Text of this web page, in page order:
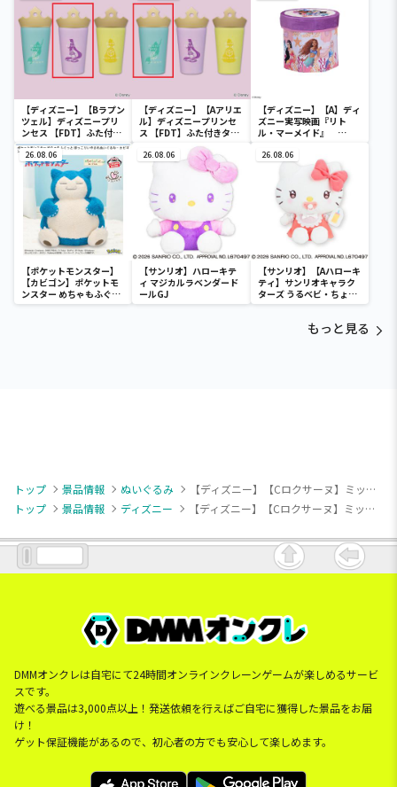
【ディズニー】【Bラプン
ツェル】ディズニープリ
ンセス 【FDT】ふた付き
タンブラー
【ディズニー】【Aアリエ
ル】ディズニープリンセ
ス 【FDT】ふた付きタン
【ディズニー】【A】ディ
ズニー実写映画『リト
ル・マーメイド』
チェアー
26.08.06
【ポケットモンスター】
【カビゴン】ポケットモ
ンスター めちゃもふぐっ
と ほっこりいやされぬい
26.08.06
【サンリオ】ハローキテ
ィ マジカルラベンダード
ールGJ
26.08.06
【サンリオ】【Aハローキ
ティ】サンリオキャラク
ターズ うるベビ・ちょい
デカドール
もっと見る
トップ 景品情報 ぬいぐるみ
【ディズニー】【Cロクサーヌ】ミッキー＆フレンズ ステンドグラスホラーナイト BIGぬいぐるみ
トップ
景品情報 ディズニー 【ディズニー】【Cロクサーヌ】ミッキー＆フレンズ ステンドグラスホラーナイト BIGぬいぐるみ
DMMオンクレは自宅にて24時間オンラインクレーンゲームが楽しめるサービ
スです。
遊べる景品は3,000点以上！発送依頼を行えばご自宅に獲得した景品をお届
け！
ゲット保証機能があるので、初心者の方でも安心して楽しめます。